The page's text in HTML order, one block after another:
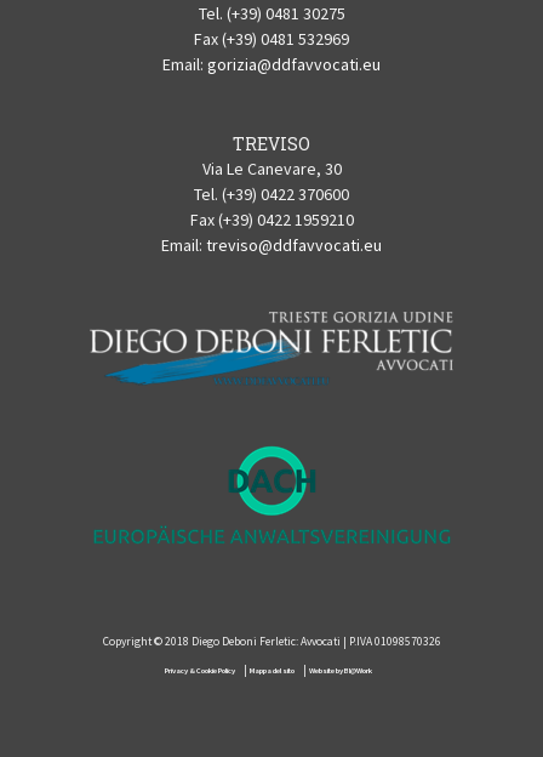
Tel. (+39) 0481 30275
Fax (+39) 0481 532969
Email: gorizia@ddfavvocati.eu
TREVISO
Via Le Canevare, 30
Tel. (+39) 0422 370600
Fax (+39) 0422 1959210
Email: treviso@ddfavvocati.eu
Copyright © 2018 Diego Deboni Ferletic: Avvocati | P.IVA 01098570326
Privacy & Cookie Policy | Mappa del sito |Website by BI@Work